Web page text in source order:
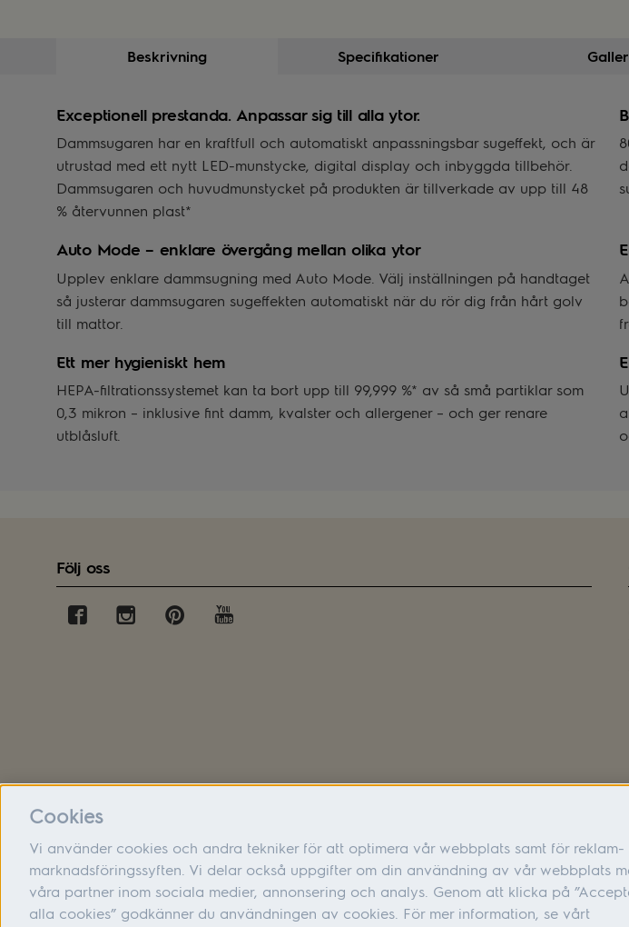
Beskrivning Specifikationer
Exceptionell prestanda. Anpassar sig till alla ytor.
Dammsugaren har en kraftfull och automatiskt anpassningsbar sugeffekt, och är
utrustad med ett nytt LED-munstycke, digital display och inbyggda tillbehör.
Dammsugaren och huvudmunstycket på produkten är tillverkade av upp till 48
% återvunnen plast*
Auto Mode – enklare övergång mellan olika ytor
Upplev enklare dammsugning med Auto Mode. Välj inställningen på handtaget
så justerar dammsugaren sugeffekten automatiskt när du rör dig från hårt golv
till mattor.
Ett mer hygieniskt hem
HEPA-filtrationssystemet kan ta bort upp till 99,999 %* av så små partiklar som
0,3 mikron – inklusive fint damm, kvalster och allergener – och ger renare
utblåsluft.
Följ oss
Cookies
Vi använder cookies och andra tekniker för att optimera vår webbplats samt för reklam-
marknadsföringssyften. Vi delar också uppgifter om din användning av vår webbplats
våra partner inom sociala medier, annonsering och analys. Genom att klicka på
alla cookies” godkänner du användningen av cookies. För mer information, se vårt